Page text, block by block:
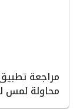
محاولة لمس